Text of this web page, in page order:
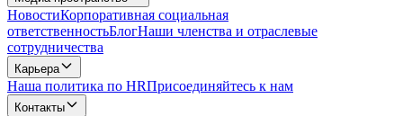
НовостиКорпоративная социальная
ответственностьБлогНаши членства и отраслевые
сотрудничества
Карьера
Наша политика по HRПрисоединяйтесь к нам
Контакты